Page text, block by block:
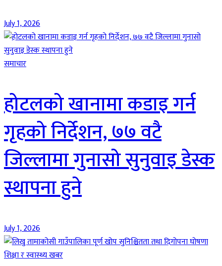
July 1, 2026
समाचार
होटलको खानामा कडाइ गर्न
गृहको निर्देशन, ७७ वटै
जिल्लामा गुनासो सुनुवाइ डेस्क
स्थापना हुने
July 1, 2026
शिक्षा र स्वास्थ्य खबर